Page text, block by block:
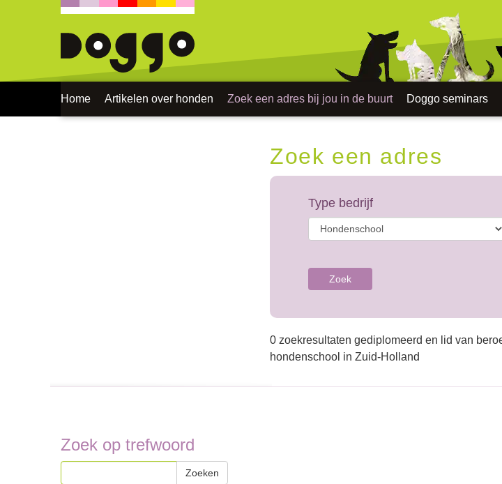
Home Artikelen over honden Zoek een adres bij jou in de buurt Doggo seminars
Zoek een adres
Type bedrijf
Zoek
0 zoekresultaten gediplomeerd en lid van
hondenschool in Zuid-Holland
Zoek op trefwoord
Zoeken